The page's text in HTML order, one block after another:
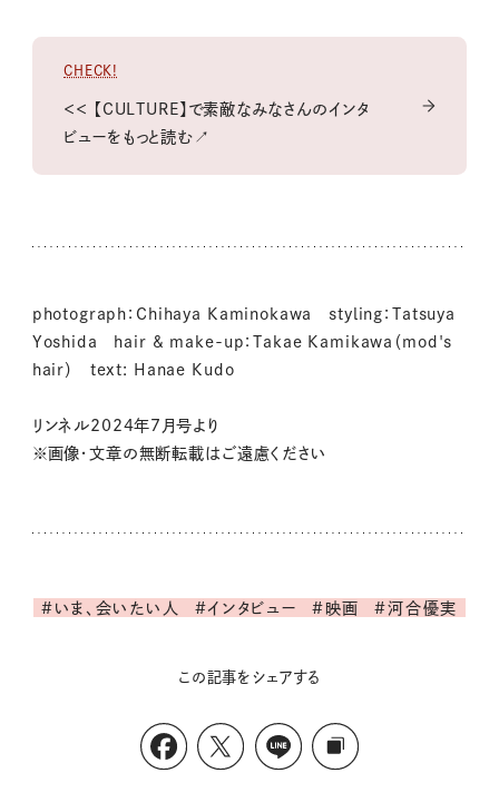
CHECK!
＜＜ 【CULTURE】で素敵なみなさんのインタ
ビューをもっと読む↗
photograph：Chihaya Kaminokawa styling：Tatsuya
Yoshida hair & make-up：Takae Kamikawa（mod's
hair） text: Hanae Kudo
リンネル2024年7月号より
※画像・文章の無断転載はご遠慮ください
#いま、会いたい人 #インタビュー #映画 #河合優実
この記事をシェアする